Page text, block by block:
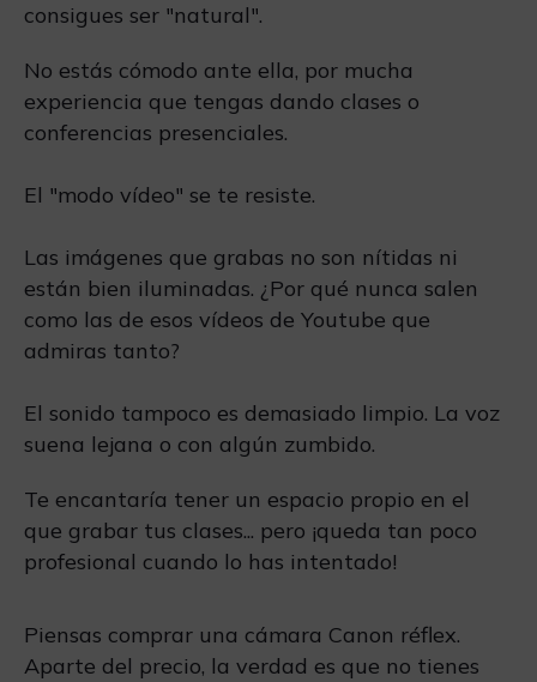
consigues ser "natural".
No estás cómodo ante ella, por mucha
experiencia que tengas dando clases o
conferencias presenciales.
El "modo vídeo" se te resiste.
Las imágenes que grabas no son nítidas ni
están bien iluminadas. ¿Por qué nunca salen
como las de esos vídeos de Youtube que
admiras tanto?
El sonido tampoco es demasiado limpio. La voz
suena lejana o con algún zumbido.
Te encantaría tener un espacio propio en el
que grabar tus clases... pero ¡queda tan poco
profesional cuando lo has intentado!
Piensas comprar una cámara Canon réflex.
Aparte del precio, la verdad es que no tienes